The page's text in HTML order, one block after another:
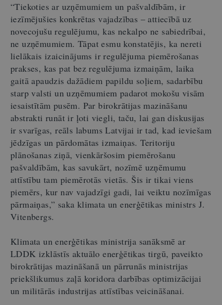
“Tiekoties ar uzņēmumiem un pašvaldībām, ir
iezīmējušies konkrētas vajadzības – attiecībā uz
novecojušu regulējumu, kas nekalpo ne sabiedrībai,
ne uzņēmumiem. Tāpat esmu konstatējis, ka nereti
lielākais izaicinājums ir regulējuma piemērošanas
prakses, kas pat bez regulējuma izmaiņām, laika
gaitā apaudzis dažādiem papildu soļiem, sadarbību
starp valsti un uzņēmumiem padarot mokošu visām
iesaistītām pusēm. Par birokrātijas mazināšanu
abstrakti runāt ir ļoti viegli, taču, lai gan diskusijas
ir svarīgas, reāls labums Latvijai ir tad, kad ieviešam
jēdzīgas un pārdomātas izmaiņas. Teritoriju
plānošanas ziņā, vienkāršosim piemērošanu
pašvaldībām, kas savukārt, nozīmē uzņēmumu
attīstību tam piemērotās vietās. Šis ir tikai viens
piemērs, kur nav vajadzīgi gadi, lai veiktu nozīmīgas
pārmaiņas,” saka klimata un enerģētikas ministrs J.
Vitenbergs.
Klimata un enerģētikas ministrija sanāksmē ar
LDDK izklāstīs aktuālo enerģētikas tirgū, paveikto
birokrātijas mazināšanā un pārrunās ministrijas
priekšlikumus zaļā koridora darbības optimizācijai
un militārās industrijas attīstības veicināšanai.